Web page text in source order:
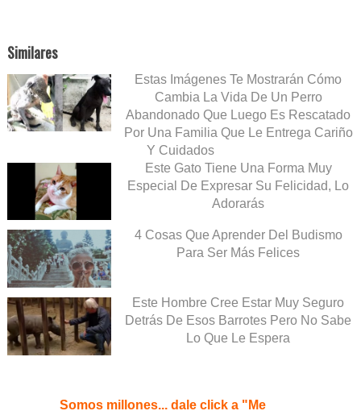
Similares
Estas Imágenes Te Mostrarán Cómo
Cambia La Vida De Un Perro
Abandonado Que Luego Es Rescatado
Por Una Familia Que Le Entrega Cariño
Y Cuidados
Este Gato Tiene Una Forma Muy
Especial De Expresar Su Felicidad, Lo
Adorarás
4 Cosas Que Aprender Del Budismo
Para Ser Más Felices
Este Hombre Cree Estar Muy Seguro
Detrás De Esos Barrotes Pero No Sabe
Lo Que Le Espera
Somos millones... dale click a "Me